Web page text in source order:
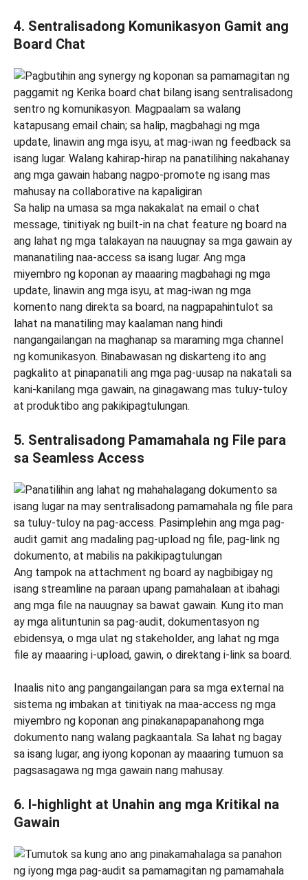
4. Sentralisadong Komunikasyon Gamit ang
Board Chat
Sa halip na umasa sa mga nakakalat na email o chat
message, tinitiyak ng built-in na chat feature ng board na
ang lahat ng mga talakayan na nauugnay sa mga gawain ay
mananatiling naa-access sa isang lugar. Ang mga
miyembro ng koponan ay maaaring magbahagi ng mga
update, linawin ang mga isyu, at mag-iwan ng mga
komento nang direkta sa board, na nagpapahintulot sa
lahat na manatiling may kaalaman nang hindi
nangangailangan na maghanap sa maraming mga channel
ng komunikasyon. Binabawasan ng diskarteng ito ang
pagkalito at pinapanatili ang mga pag-uusap na nakatali sa
kani-kanilang mga gawain, na ginagawang mas tuluy-tuloy
at produktibo ang pakikipagtulungan.
5. Sentralisadong Pamamahala ng File para
sa Seamless Access
Ang tampok na attachment ng board ay nagbibigay ng
isang streamline na paraan upang pamahalaan at ibahagi
ang mga file na nauugnay sa bawat gawain. Kung ito man
ay mga alituntunin sa pag-audit, dokumentasyon ng
ebidensya, o mga ulat ng stakeholder, ang lahat ng mga
file ay maaaring i-upload, gawin, o direktang i-link sa board.
Inaalis nito ang pangangailangan para sa mga external na
sistema ng imbakan at tinitiyak na maa-access ng mga
miyembro ng koponan ang pinakanapapanahong mga
dokumento nang walang pagkaantala. Sa lahat ng bagay
sa isang lugar, ang iyong koponan ay maaaring tumuon sa
pagsasagawa ng mga gawain nang mahusay.
6. I-highlight at Unahin ang mga Kritikal na
Gawain